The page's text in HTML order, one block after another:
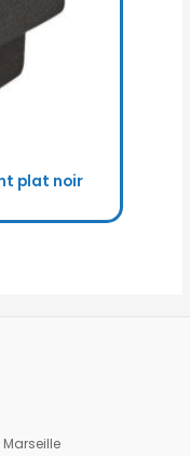
plat noir
Marseille